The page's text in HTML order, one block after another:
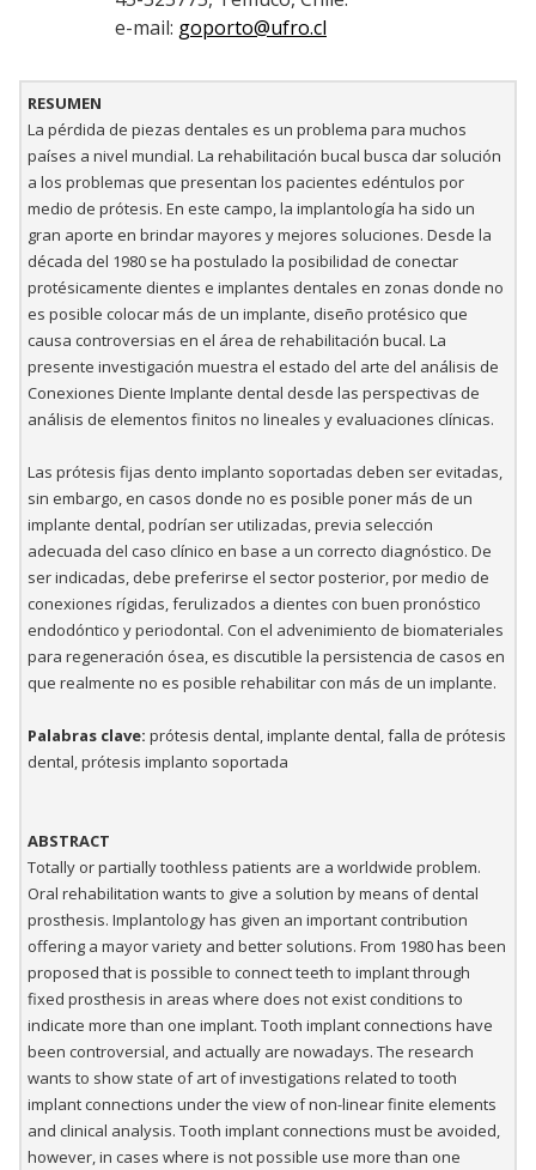
e-mail: goporto@ufro.cl
RESUMEN
La pérdida de piezas dentales es un problema para muchos
países a nivel mundial. La rehabilitación bucal busca dar solución
a los problemas que presentan los pacientes edéntulos por
medio de prótesis. En este campo, la implantología ha sido un
gran aporte en brindar mayores y mejores soluciones. Desde la
década del 1980 se ha postulado la posibilidad de conectar
protésicamente dientes e implantes dentales en zonas donde no
es posible colocar más de un implante, diseño protésico que
causa controversias en el área de rehabilitación bucal. La
presente investigación muestra el estado del arte del análisis de
Conexiones Diente Implante dental desde las perspectivas de
análisis de elementos finitos no lineales y evaluaciones clínicas.
Las prótesis fijas dento implanto soportadas deben ser evitadas,
sin embargo, en casos donde no es posible poner más de un
implante dental, podrían ser utilizadas, previa selección
adecuada del caso clínico en base a un correcto diagnóstico. De
ser indicadas, debe preferirse el sector posterior, por medio de
conexiones rígidas, ferulizados a dientes con buen pronóstico
endodóntico y periodontal. Con el advenimiento de biomateriales
para regeneración ósea, es discutible la persistencia de casos en
que realmente no es posible rehabilitar con más de un implante.
Palabras clave: prótesis dental, implante dental, falla de prótesis
dental, prótesis implanto soportada
ABSTRACT
Totally or partially toothless patients are a worldwide problem.
Oral rehabilitation wants to give a solution by means of dental
prosthesis. Implantology has given an important contribution
offering a mayor variety and better solutions. From 1980 has been
proposed that is possible to connect teeth to implant through
fixed prosthesis in areas where does not exist conditions to
indicate more than one implant. Tooth implant connections have
been controversial, and actually are nowadays. The research
wants to show state of art of investigations related to tooth
implant connections under the view of non-linear finite elements
and clinical analysis. Tooth implant connections must be avoided,
however, in cases where is not possible use more than one